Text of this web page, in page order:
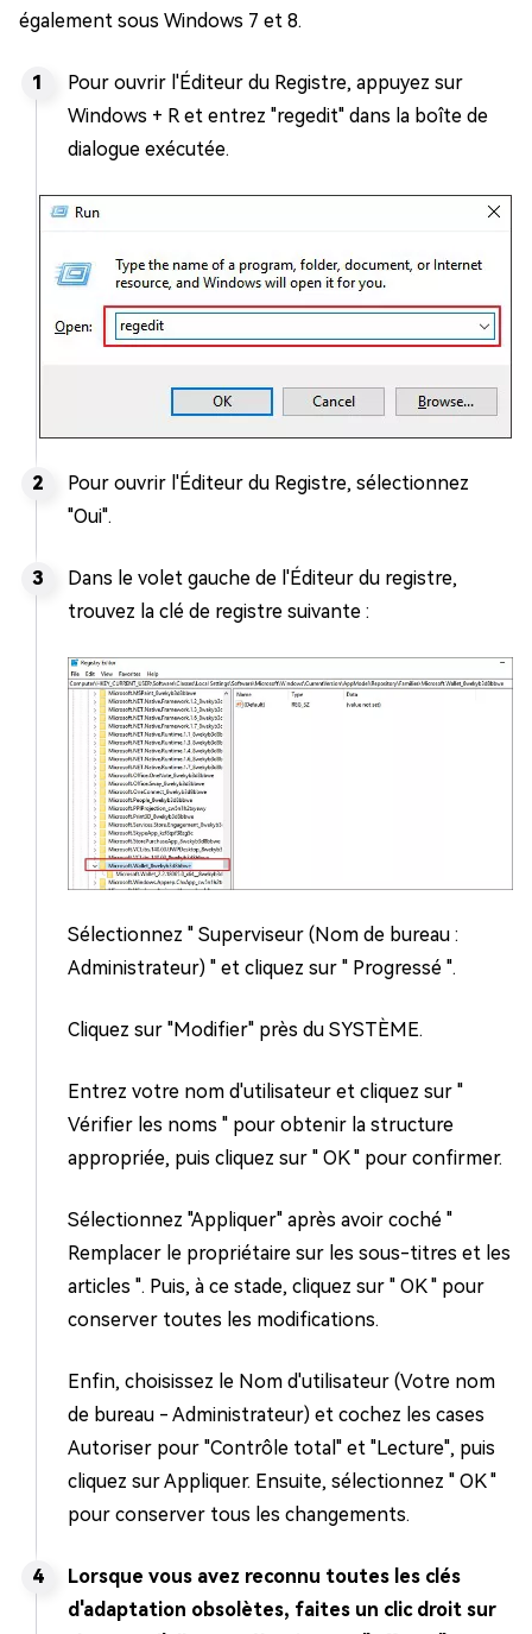
également sous Windows 7 et 8.
Pour ouvrir l'Éditeur du Registre, appuyez sur
Windows + R et entrez "regedit" dans la boîte de
dialogue exécutée.
Pour ouvrir l'Éditeur du Registre, sélectionnez
"Oui".
Dans le volet gauche de l'Éditeur du registre,
trouvez la clé de registre suivante :
Sélectionnez " Superviseur (Nom de bureau :
Administrateur) " et cliquez sur " Progressé ".
Cliquez sur "Modifier" près du SYSTÈME.
Entrez votre nom d'utilisateur et cliquez sur "
Vérifier les noms " pour obtenir la structure
appropriée, puis cliquez sur " OK " pour confirmer.
Sélectionnez "Appliquer" après avoir coché "
Remplacer le propriétaire sur les sous-titres et les
articles ". Puis, à ce stade, cliquez sur " OK " pour
conserver toutes les modifications.
Enfin, choisissez le Nom d'utilisateur (Votre nom
de bureau - Administrateur) et cochez les cases
Autoriser pour "Contrôle total" et "Lecture", puis
cliquez sur Appliquer. Ensuite, sélectionnez " OK "
pour conserver tous les changements.
Lorsque vous avez reconnu toutes les clés
d'adaptation obsolètes, faites un clic droit sur